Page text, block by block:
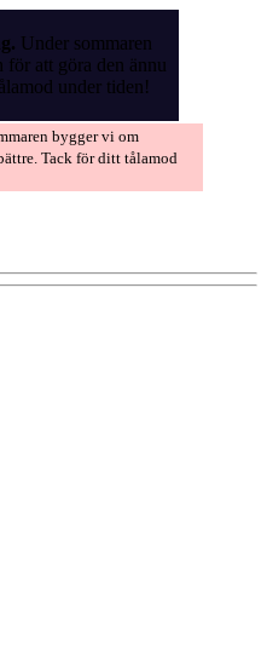
Under sommaren
för att göra den ännu
under tiden!
bygger vi om
Tack för ditt tålamod